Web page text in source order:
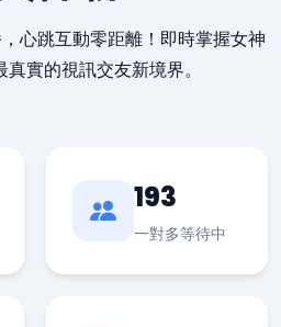
心跳互動零距離！即時掌握女神
實的視訊交友新境界。
193
一對多等待中